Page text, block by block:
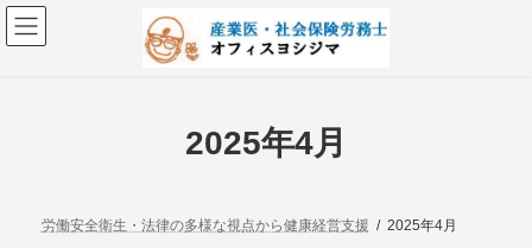
コ
ン
テ
ナ
ビ
ゲ
2025年4月
労働安全衛生・法律の多様な視点から健康経営支援 2025年4月